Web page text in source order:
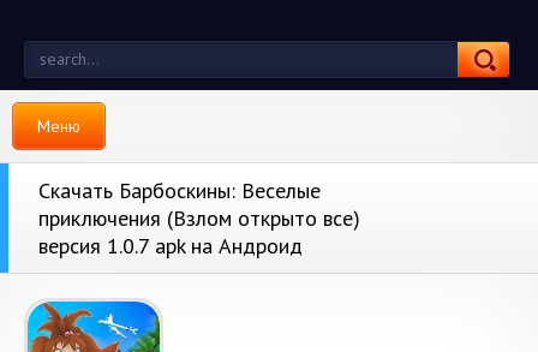
Меню
Скачать Барбоскины: Веселые
приключения (Взлом открыто все)
версия 1.0.7 apk на Андроид